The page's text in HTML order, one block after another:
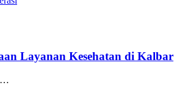
Layanan Kesehatan di Kalbar